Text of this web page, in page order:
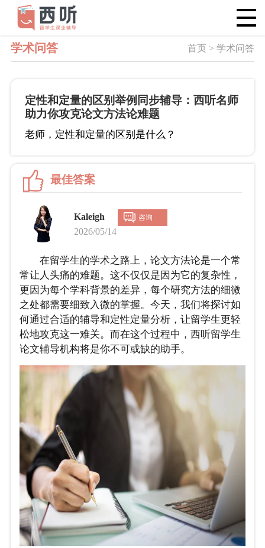
学术问答 首页 > 学术问答
定性和定量的区别举例同步辅导：西听名师
助力你攻克论文方法论难题
老师，定性和定量的区别是什么？
最佳答案
Kaleigh 咨询
2026/05/14
在留学生的学术之路上，论文方法论是一个常
常让人头痛的难题。这不仅仅是因为它的复杂性，
更因为每个学科背景的差异，每个研究方法的细微
之处都需要细致入微的掌握。今天，我们将探讨如
何通过合适的辅导和定性定量分析，让留学生更轻
松地攻克这一难关。而在这个过程中，西听留学生
论文辅导机构将是你不可或缺的助手。